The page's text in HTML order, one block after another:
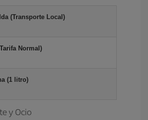
(Transporte Local)
Normal)
(1 litro)
y Ocio